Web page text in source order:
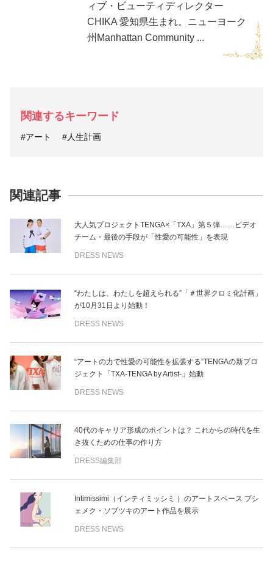
ィブ・ビューティディレクター
CHIKA 愛知県生まれ。ニューヨーク
州Manhattan Community ...
関連するキーワード
#アート #人生計画
関連記事
大人気プロジェクトTENGA×「TXA」第５弾……ビデオ
チーム・最後の手段が「性愛の可能性」を表現
DRESS NEWS
“わたしは、わたしを超えられる”「＃世界クロミ化計画」
が10月31日より始動！
DRESS NEWS
“アートの力で性愛の可能性を拡張する”TENGAの新プロ
ジェクト「TXA-TENGA by Artist-」始動
DRESS NEWS
40代のキャリア形成のポイントは？ これからの時代を生
き抜くための仕事の作り方
DRESS編集部
Intimissimi（インティミッシミ ）のアートスペース プシ
ェメク・ソブツキのアート作品を展⽰
DRESS NEWS